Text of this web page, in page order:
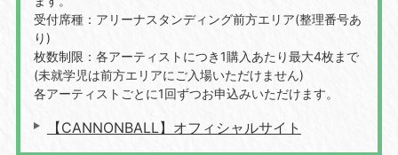
受付席種：アリーナスタンディング前⽅エリア(整理番号あ
り)
枚数制限：各アーティストにつき1購⼊あたり最⼤4枚まで
(未就学児は前⽅エリアにご⼊場いただけません)
各アーティストごとに1回ずつお申込みいただけます。
【CANNONBALL】オフィシャルサイト